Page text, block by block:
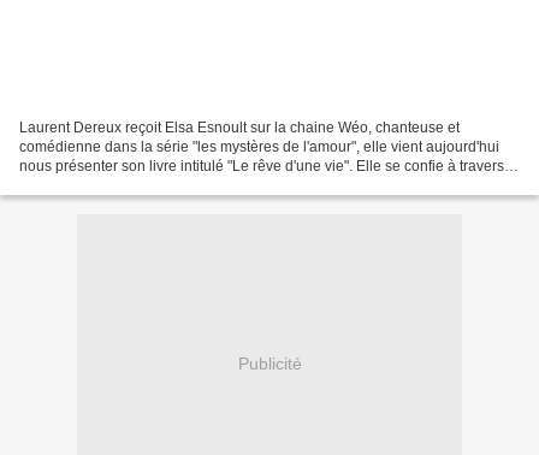
Laurent Dereux reçoit Elsa Esnoult sur la chaine Wéo, chanteuse et
comédienne dans la série "les mystères de l'amour", elle vient aujourd'hui
nous présenter son livre intitulé "Le rêve d'une vie". Elle se confie à travers
Publicité